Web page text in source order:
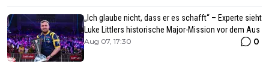
„Ich glaube nicht, dass er es schafft“ – Experte sieht
Luke Littlers historische Major-Mission vor dem Aus
Aug 07, 17:30 0